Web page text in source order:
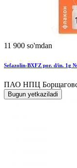
11 900 so'mdan
Sefazolin-BXFZ por. d/in. 1g
ПАО НПЦ
Bugun yetkaziladi